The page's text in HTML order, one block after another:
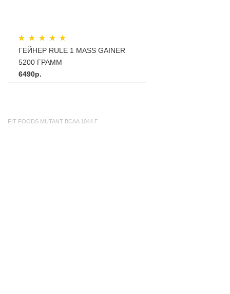
ГЕЙНЕР RULE 1 MASS GAINER
5200 ГРАММ
6490р.
FIT FOODS MUTANT BCAA 1044 Г